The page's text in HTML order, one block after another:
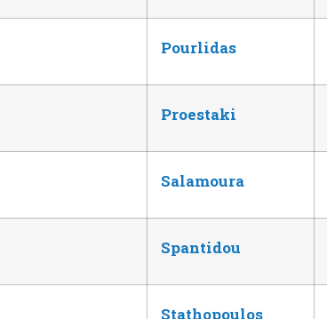
Pourlidas
Proestaki
Salamoura
Spantidou
Stathopoulos